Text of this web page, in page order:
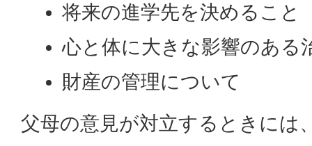
将来の進学先を決めること
心と体に大きな影響のある
財産の管理について
父母の意見が対立するときには